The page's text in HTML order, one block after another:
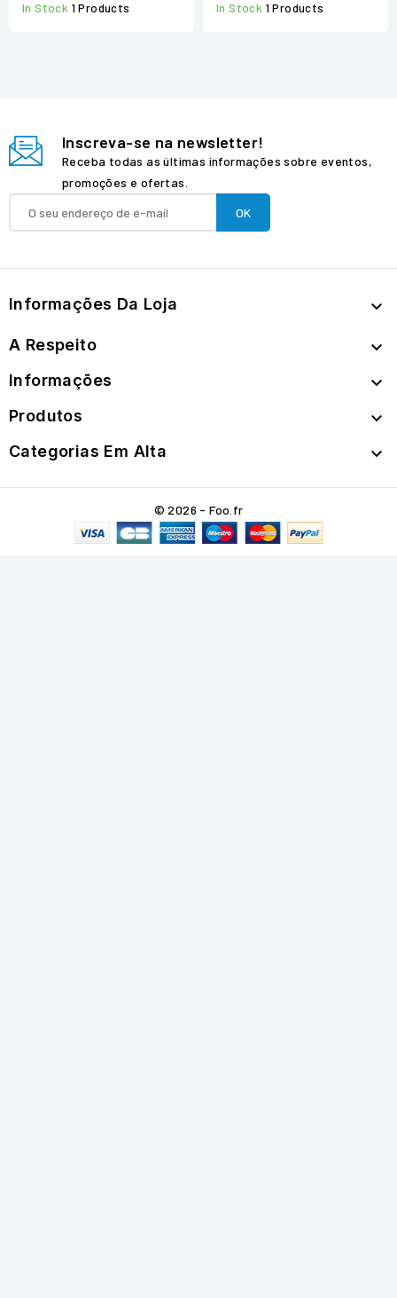
In Stock 1 Products In Stock 1 Products
Inscreva-se na newsletter!
Receba todas as últimas informações sobre eventos,
promoções e ofertas.
Informações Da Loja 
A Respeito 
Informações 
Produtos 
Categorias Em Alta 
© 2026 - Foo.fr